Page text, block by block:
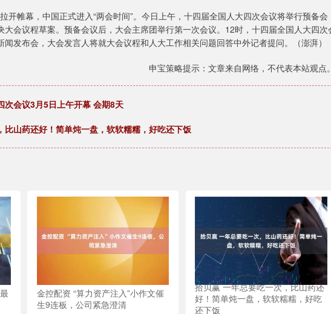
开帷幕，中国正式进入“两会时间”。今日上午，十四届全国人大四次会议将举行预备会
会议程草案。预备会议后，大会主席团举行第一次会议。12时，十四届全国人大四次
发布会，大会发言人将就大会议程和人大工作相关问题回答中外记者提问。（澎湃）
申宝策略提示：文章来自网络，不代表本站观点。
次会议3月5日上午开幕 会期8天
比山药还好！简单炖一盘，软软糯糯，好吃还下饭
金控配资 “算力资产注入”小作文催
生9连板，公司紧急澄清
拾贝赢 一年总要吃一次，比山药还
好！简单炖一盘，软软糯糯，好吃
还下饭